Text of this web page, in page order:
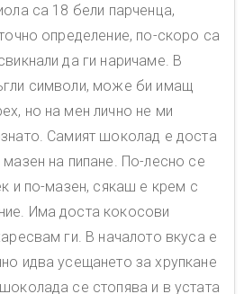
са 18 бели парченца,
определение, по-скоро са
да ги наричаме. В
символи, може би имащ
но на мен лично не ми
Самият шоколад е доста
мазен на пипане. По-лесно се
и по-мазен, сякаш е крем с
Има доста кокосови
ги. В началото вкуса е
идва усещането за хрупкане
се стопява и в устата